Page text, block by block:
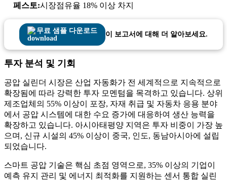
페스토:시장점유율 18% 이상 차지
무료 샘플 다운로드 이 보고서에 대해 더 알아보세요.
투자 분석 및 기회
공압 실린더 시장은 산업 자동화가 전 세계적으로 지속적으로
확장됨에 따라 강력한 투자 모멘텀을 목격하고 있습니다. 상위
제조업체의 55% 이상이 포장, 자재 취급 및 자동차 응용 분야
에서 공압 시스템에 대한 수요 증가에 대응하여 생산 능력을
확장하고 있습니다. 아시아태평양 지역은 투자 비중이 가장 높
으며, 신규 시설의 45% 이상이 중국, 인도, 동남아시아에 설립
되었습니다.
스마트 공압 기술은 핵심 초점 영역으로, 35% 이상의 기업이
예측 유지 관리 및 에너지 최적화를 지원하는 센서 통합 실린